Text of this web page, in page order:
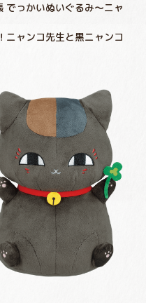
でっかいぬいぐるみ～ニャ
ャンコ先生と黒ニャンコ